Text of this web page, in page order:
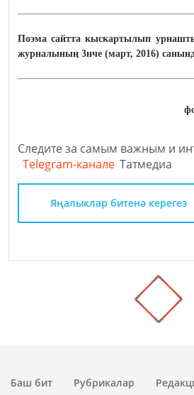
Поэма сайтта кыскартылып
журналының 3нче (март, 2016)
Следите за самым важным и
Telegram-канале Татмедиа
Яңалыклар битенә керегез
Баш бит Рубрикалар